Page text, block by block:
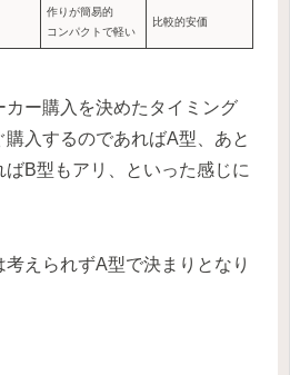
作りが簡易的
コンパクトで軽い
比較的安価
ー購入を決めたタイミング
入するのであればA型、あと
ばB型もアリ、といった感じに
えられずA型で決まりとなり